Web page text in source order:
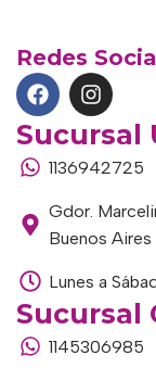
Redes
Sucursal
1136942725
Gdor.
Buenos Aires
Lunes a
Sucursal
1145306985